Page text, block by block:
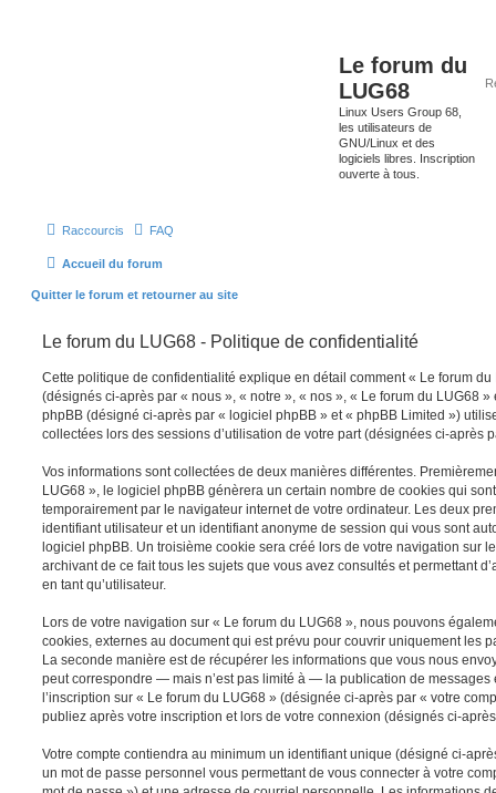
Le forum du
LUG68
Linux Users Group 68,
les utilisateurs de
GNU/Linux et des
logiciels libres. Inscription
ouverte à tous.
Raccourcis FAQ
Accueil du forum
Quitter le forum et retourner au site
Le forum du LUG68 - Politique de confidentialité
Cette politique de confidentialité explique en détail comment « Le forum
(désignés ci-après par « nous », « notre », « nos », « Le forum du LUG68
phpBB (désigné ci-après par « logiciel phpBB » et « phpBB Limited »)
collectées lors des sessions d’utilisation de votre part (désignées ci-après
Vos informations sont collectées de deux manières différentes.
LUG68 », le logiciel phpBB génèrera un certain nombre de cookies qui
temporairement par le navigateur internet de votre ordinateur. Les deux
identifiant utilisateur et un identifiant anonyme de session qui vous sont
logiciel phpBB. Un troisième cookie sera créé lors de votre navigation sur
archivant de ce fait tous les sujets que vous avez consultés et permettant
en tant qu’utilisateur.
Lors de votre navigation sur « Le forum du LUG68 », nous pouvons
cookies, externes au document qui est prévu pour couvrir uniquement les
La seconde manière est de récupérer les informations que vous nous
peut correspondre — mais n’est pas limité à — la publication de messages
l’inscription sur « Le forum du LUG68 » (désignée ci-après par « votre
publiez après votre inscription et lors de votre connexion (désignés ci-
Votre compte contiendra au minimum un identifiant unique (désigné ci-
un mot de passe personnel vous permettant de vous connecter à votre